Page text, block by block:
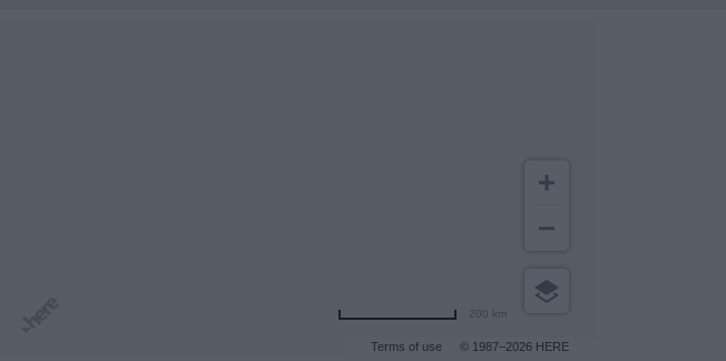
Terms of use © 1987–2026 HERE
200 km